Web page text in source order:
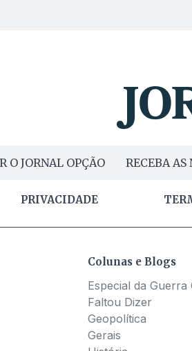
O JORNAL OPÇÃO RECEBA AS
PRIVACIDADE
Colunas e Blogs
Especial da Guerra
Faltou Dizer
Geopolítica
Gerais